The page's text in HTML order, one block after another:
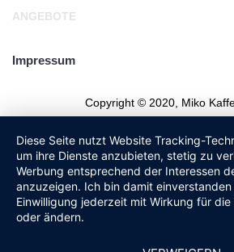
ANGEBOTE
Impressum
Copyright © 2020, Miko
Diese Seite nutzt Website Tracking-
um ihre Dienste anzubieten, stetig zu
Werbung entsprechend der Interessen
anzuzeigen. Ich bin damit
Einwilligung jederzeit mit Wirkung für
oder ändern.